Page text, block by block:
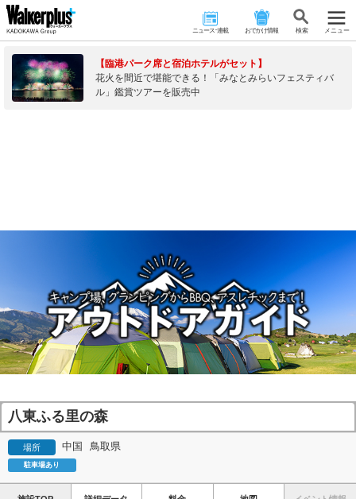
ニュース･連載 おでかけ情報 検 索 メニュー
【臨港パーク席と宿泊ホテルがセット】
花火を間近で堪能できる！「みなとみらいフェスティバ
ル」鑑賞ツアーを販売中
八東ふる里の森
場所 中国 鳥取県
駐車場あり